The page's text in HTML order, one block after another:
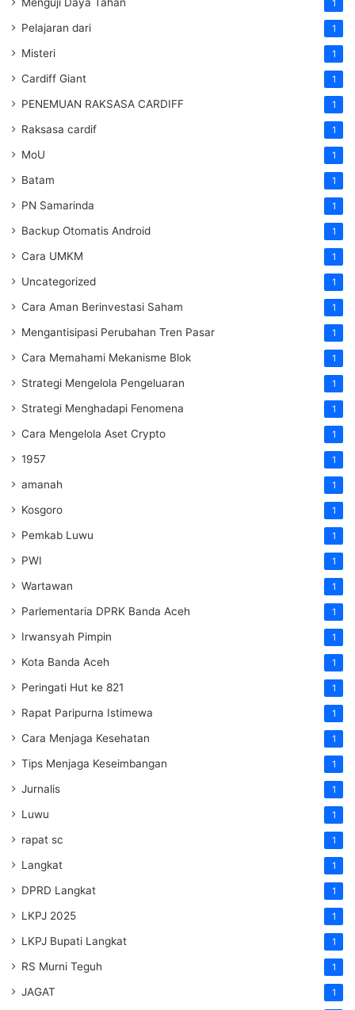
Menguji Daya Tahan 1
Pelajaran dari 1
Misteri 1
Cardiff Giant 1
PENEMUAN RAKSASA CARDIFF 1
Raksasa cardif 1
MoU 1
Batam 1
PN Samarinda 1
Backup Otomatis Android 1
Cara UMKM 1
Uncategorized 1
Cara Aman Berinvestasi Saham 1
Mengantisipasi Perubahan Tren Pasar 1
Cara Memahami Mekanisme Blok 1
Strategi Mengelola Pengeluaran 1
Strategi Menghadapi Fenomena 1
Cara Mengelola Aset Crypto 1
1957 1
amanah 1
Kosgoro 1
Pemkab Luwu 1
PWI 1
Wartawan 1
Parlementaria DPRK Banda Aceh 1
Irwansyah Pimpin 1
Kota Banda Aceh 1
Peringati Hut ke 821 1
Rapat Paripurna Istimewa 1
Cara Menjaga Kesehatan 1
Tips Menjaga Keseimbangan 1
Jurnalis 1
Luwu 1
rapat sc 1
Langkat 1
DPRD Langkat 1
LKPJ 2025 1
LKPJ Bupati Langkat 1
RS Murni Teguh 1
JAGAT 1